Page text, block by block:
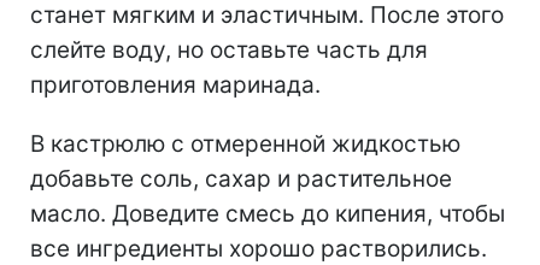
станет мягким и эластичным. После этого
слейте воду, но оставьте часть для
приготовления маринада.
В кастрюлю с отмеренной жидкостью
добавьте соль, сахар и растительное
масло. Доведите смесь до кипения, чтобы
все ингредиенты хорошо растворились.